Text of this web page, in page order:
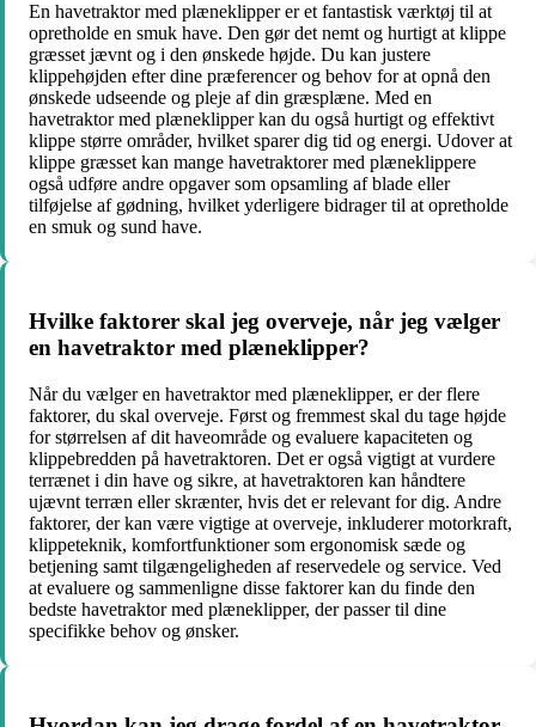
En havetraktor med plæneklipper er et fantastisk værktøj til at
opretholde en smuk have. Den gør det nemt og hurtigt at klippe
græsset jævnt og i den ønskede højde. Du kan justere
klippehøjden efter dine præferencer og behov for at opnå den
ønskede udseende og pleje af din græsplæne. Med en
havetraktor med plæneklipper kan du også hurtigt og effektivt
klippe større områder, hvilket sparer dig tid og energi. Udover at
klippe græsset kan mange havetraktorer med plæneklippere
også udføre andre opgaver som opsamling af blade eller
tilføjelse af gødning, hvilket yderligere bidrager til at opretholde
en smuk og sund have.
Hvilke faktorer skal jeg overveje, når jeg vælger
en havetraktor med plæneklipper?
Når du vælger en havetraktor med plæneklipper, er der flere
faktorer, du skal overveje. Først og fremmest skal du tage højde
for størrelsen af dit haveområde og evaluere kapaciteten og
klippebredden på havetraktoren. Det er også vigtigt at vurdere
terrænet i din have og sikre, at havetraktoren kan håndtere
ujævnt terræn eller skrænter, hvis det er relevant for dig. Andre
faktorer, der kan være vigtige at overveje, inkluderer motorkraft,
klippeteknik, komfortfunktioner som ergonomisk sæde og
betjening samt tilgængeligheden af reservedele og service. Ved
at evaluere og sammenligne disse faktorer kan du finde den
bedste havetraktor med plæneklipper, der passer til dine
specifikke behov og ønsker.